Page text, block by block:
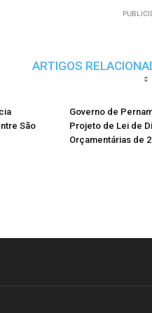
ARTIGOS
São
Governo de
Projeto de Lei de
Orçamentárias de